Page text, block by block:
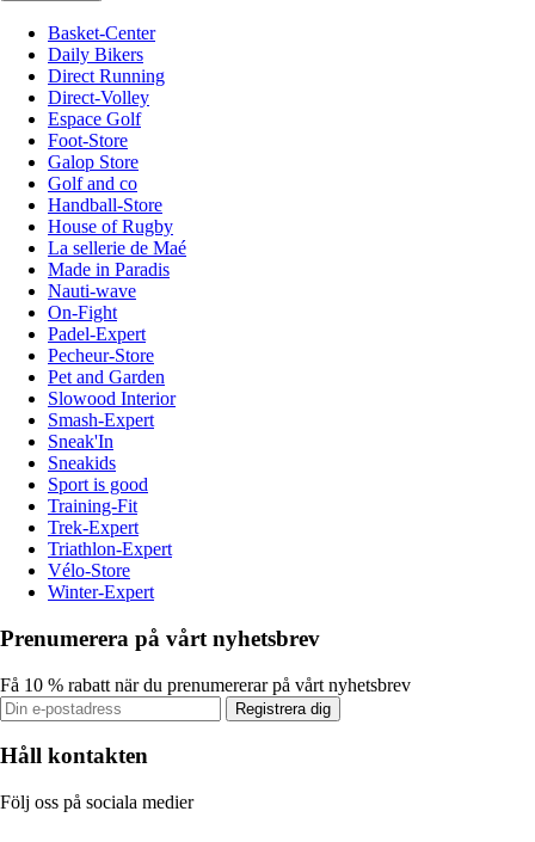
Basket-Center
Daily Bikers
Direct Running
Direct-Volley
Espace Golf
Foot-Store
Galop Store
Golf and co
Handball-Store
House of Rugby
La sellerie de Maé
Made in Paradis
Nauti-wave
On-Fight
Padel-Expert
Pecheur-Store
Pet and Garden
Slowood Interior
Smash-Expert
Sneak'In
Sneakids
Sport is good
Training-Fit
Trek-Expert
Triathlon-Expert
Vélo-Store
Winter-Expert
Prenumerera på vårt nyhetsbrev
Få 10 % rabatt när du prenumererar på vårt nyhetsbrev
Registrera dig
Håll kontakten
Följ oss på sociala medier